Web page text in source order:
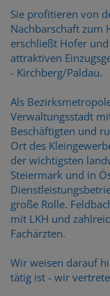
Sie profitieren von
Nachbarschaft zum
erschließt Hofer
attraktiven
- Kirchberg/Paldau.
Als
Verwaltungsstadt
Beschäftigten und
Ort des
der wichtigsten
Steiermark und in
große Rolle.
mit LKH und
Fachärzten.
Wir weisen darauf
tätig ist - wir